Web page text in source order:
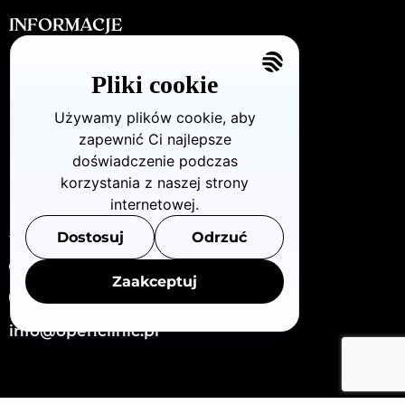
INFORMACJE
Promocja polecaj i zyskaj 300zł
Polityka prywatności i cookies
Kontakt
KONTAKT
Dzielna72/U8 (Warszawa - Wola)
880 712 483
info@openclinic.pl
Pliki cookie
Używamy plików cookie, aby
zapewnić Ci najlepsze
doświadczenie podczas
korzystania z naszej strony
internetowej.
Dostosuj Odrzuć
Zaakceptuj